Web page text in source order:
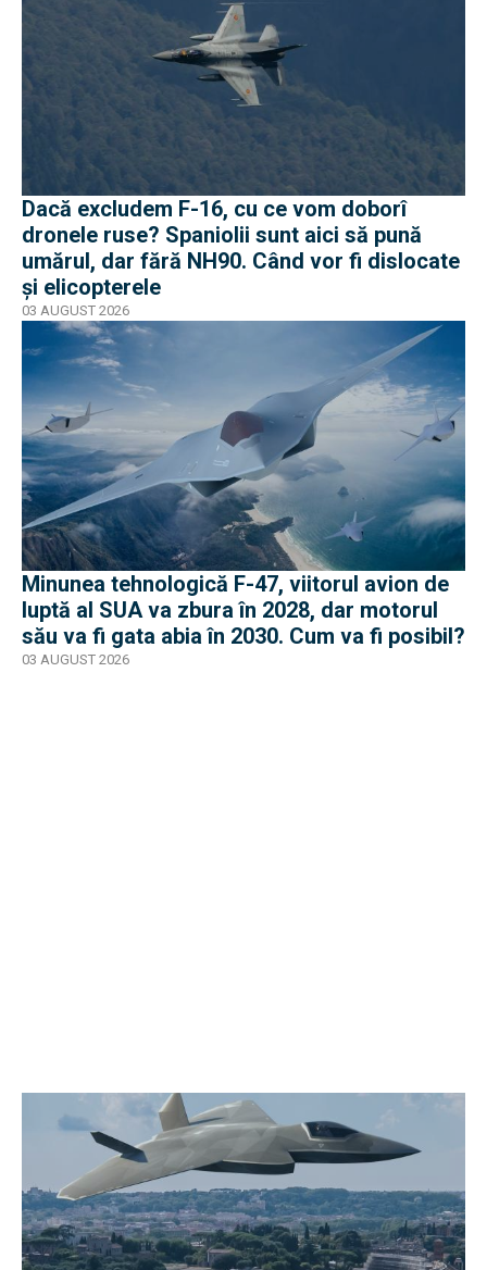
Dacă excludem F-16, cu ce vom doborî
dronele ruse? Spaniolii sunt aici să pună
umărul, dar fără NH90. Când vor fi dislocate
și elicopterele
03 AUGUST 2026
Minunea tehnologică F-47, viitorul avion de
luptă al SUA va zbura în 2028, dar motorul
său va fi gata abia în 2030. Cum va fi posibil?
03 AUGUST 2026